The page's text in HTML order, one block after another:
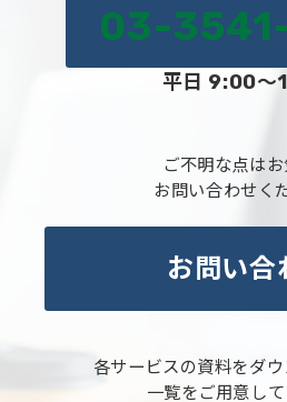
03-
平日 9:00～
ご不明な点は
お問い合わせく
お問い合
各サービスの資料をダ
一覧をご用意して